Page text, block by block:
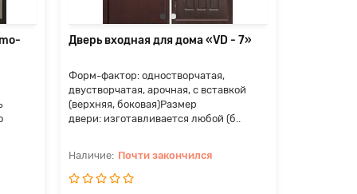
Дверь входная для дома «VD - 7»
Форм-фактор: одностворчатая,
двустворчатая, арочная, с вставкой
(верхняя, боковая)Размер
двери: изготавливается любой (б..
Почти закончился